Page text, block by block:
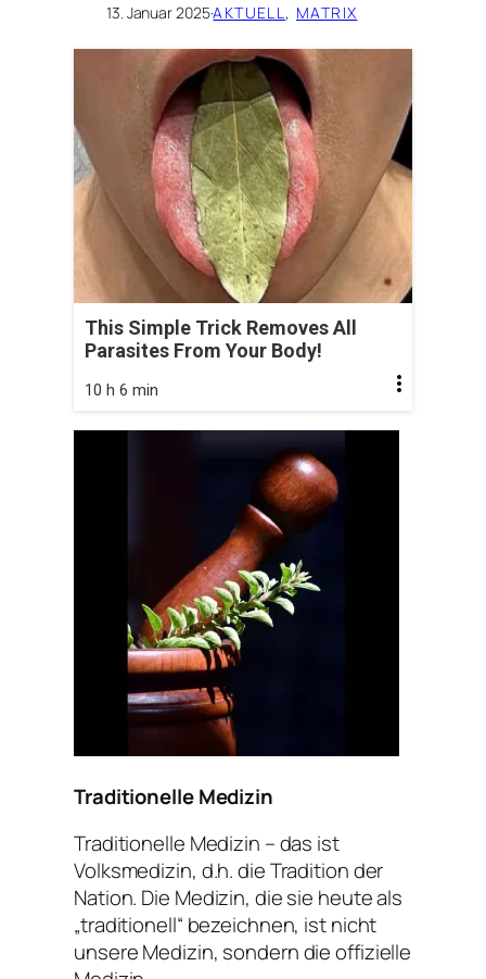
13. Januar 2025·AKTUELL , MATRIX
This Simple Trick Removes All
Parasites From Your Body!
10 h 6 min
Traditionelle Medizin
Traditionelle Medizin – das ist
Volksmedizin, d.h. die Tradition der
Nation. Die Medizin, die sie heute als
„traditionell“ bezeichnen, ist nicht
unsere Medizin, sondern die offizielle